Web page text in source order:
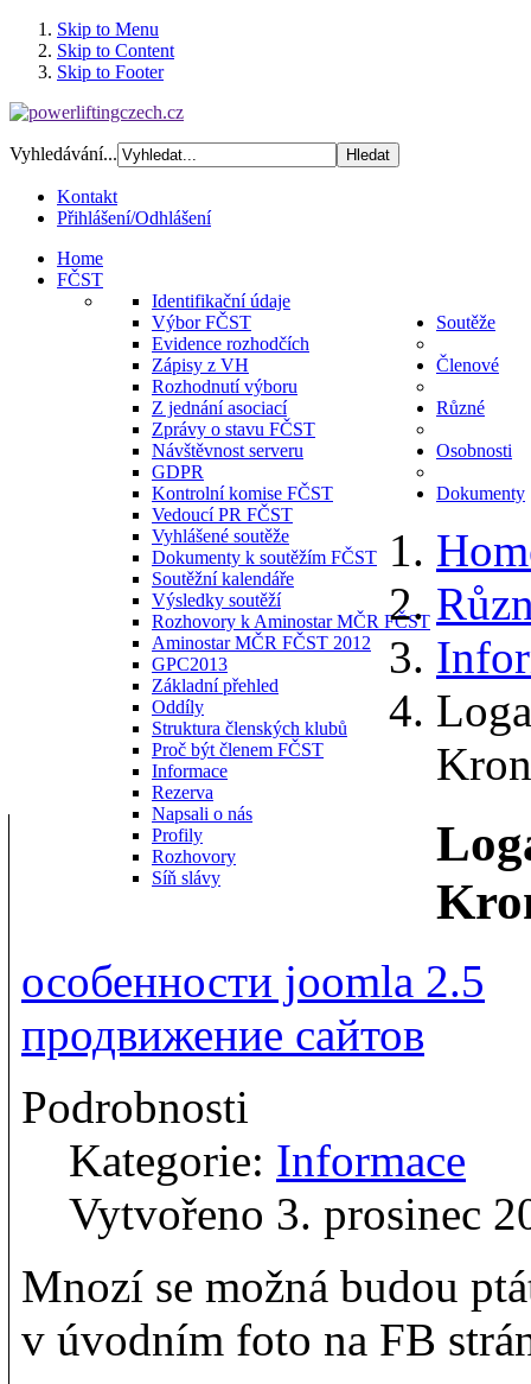
Skip to Menu
Skip to Content
Skip to Footer
Vyhledávání...
Kontakt
Přihlášení/Odhlášení
Home
FČST
Identifikační údaje
Výbor FČST
Evidence rozhodčích
Zápisy z VH
Rozhodnutí výboru
Z jednání asociací
Zprávy o stavu FČST
Návštěvnost serveru
GDPR
Kontrolní komise FČST
Vedoucí PR FČST
Soutěže
Vyhlášené soutěže
Dokumenty k soutěžím FČST
Soutěžní kalendáře
Výsledky soutěží
Rozhovory k Aminostar MČR FČST
Aminostar MČR FČST 2012
GPC2013
Členové
Základní přehled
Oddíly
Struktura členských klubů
Proč být členem FČST
Různé
Informace
Rezerva
Osobnosti
Napsali o nás
Profily
Rozhovory
Síň slávy
Dokumenty
особенности joomla 2.5
продвижение сайтов
Podrobnosti
Kategorie: Informace
Vytvořeno 3. prosinec
Mnozí se možná budou
v úvodním foto na FB